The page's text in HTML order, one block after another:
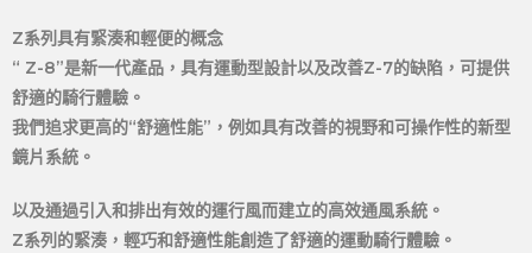
Z系列具有緊湊和輕便的概念
“ Z-8”是新一代產品，具有運動型設計以及改善Z-7的缺陷，可提供
舒適的騎行體驗。
我們追求更高的“舒適性能”，例如具有改善的視野和可操作性的新型
鏡片系統。
以及通過引入和排出有效的運行風而建立的高效通風系統。
Z系列的緊湊，輕巧和舒適性能創造了舒適的運動騎行體驗。